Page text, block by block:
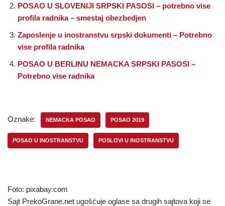
POSAO U SLOVENIJI SRPSKI PASOSI – potrebno vise
profila radnika – smestaj obezbedjen
Zaposlenje u inostranstvu srpski dokumenti – Potrebno
vise profila radnika
POSAO U BERLINU NEMACKA SRPSKI PASOSI –
Potrebno vise radnika
Oznake: NEMACKA POSAO POSAO 2019
POSAO U INOSTRANSTVU POSLOVI U INOSTRANSTVU
Foto: pixabay.com
Sajt PrekoGrane.net ugošćuje oglase sa drugih sajtova koji se